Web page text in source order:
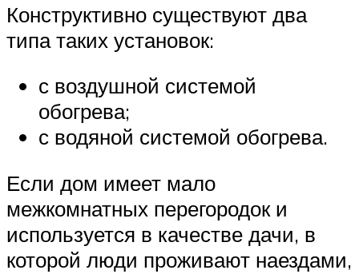
Конструктивно существуют два
типа таких установок:
с воздушной системой
обогрева;
с водяной системой обогрева.
Если дом имеет мало
межкомнатных перегородок и
используется в качестве дачи, в
которой люди проживают наездами,